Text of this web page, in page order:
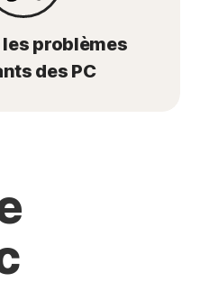
les problèmes
des PC